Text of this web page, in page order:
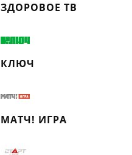
ЗДОРОВОЕ ТВ
КЛЮЧ
МАТЧ! ИГРА